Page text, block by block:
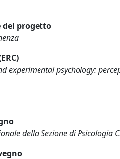
del progetto
experimental psychology:
della Sezione di Psicologia